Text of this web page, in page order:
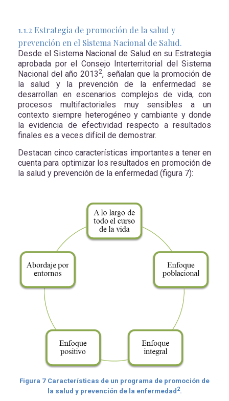
1.1.2 Estrategia de promoción de la salud y
prevención en el Sistema Nacional de Salud.
Desde el Sistema Nacional de Salud en su Estrategia
aprobada por el Consejo Interterritorial del Sistema
Nacional del año 2013 2, señalan que la promoción de
la salud y la prevención de la enfermedad se
desarrollan en escenarios complejos de vida, con
procesos multifactoriales muy sensibles a un
contexto siempre heterogéneo y cambiante y donde
la evidencia de efectividad respecto a resultados
finales es a veces difícil de demostrar.
Destacan cinco características importantes a tener en
cuenta para optimizar los resultados en promoción de
la salud y prevención de la enfermedad (figura 7):
Figura 7 Características de un programa de promoción de
la salud y prevención de la enfermedad 2.